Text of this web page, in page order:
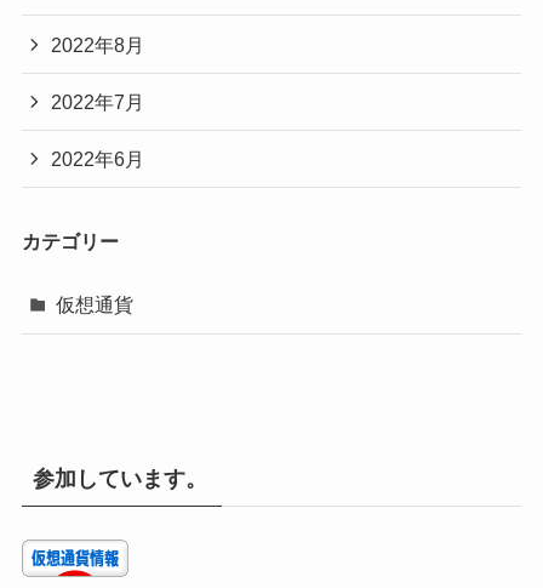
2022年8月
2022年7月
2022年6月
カテゴリー
仮想通貨
参加しています。